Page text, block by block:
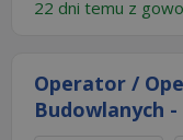
22 dni temu z
Operator /
Budowlanych